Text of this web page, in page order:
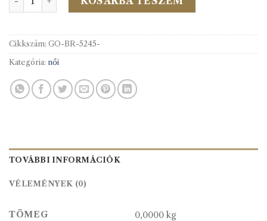
Cikkszám: GO-BR-5245-
Kategória: női
TOVÁBBI INFORMÁCIÓK
VÉLEMÉNYEK (0)
TÖMEG 0,0000 kg